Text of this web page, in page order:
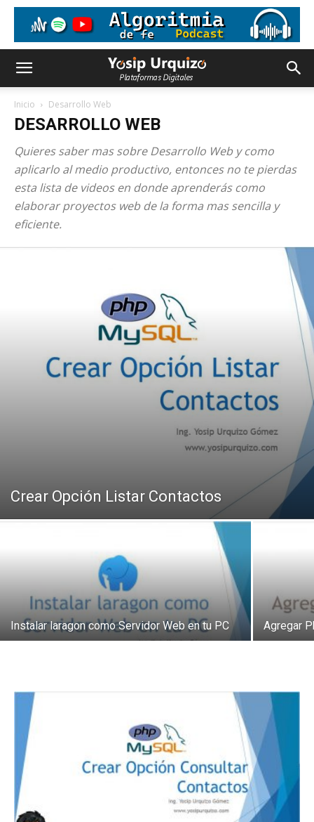
Inicio Desarrollo Web
DESARROLLO WEB
Quieres saber mas sobre Desarrollo Web y como
aplicarlo al medio productivo, entonces no te pierdas
esta lista de videos en donde aprenderás como
elaborar proyectos web de la forma mas sencilla y
eficiente.
Crear Opción Listar Contactos
Instalar laragon como Servidor Web en tu PC Agregar